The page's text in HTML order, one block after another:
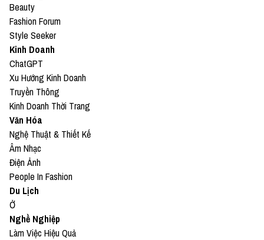
Beauty
Fashion Forum
Style Seeker
Kinh Doanh
ChatGPT
Xu Hướng Kinh Doanh
Truyền Thông
Kinh Doanh Thời Trang
Văn Hóa
Nghệ Thuật & Thiết Kế
Âm Nhạc
Điện Ảnh
People In Fashion
Du Lịch
Ở
Nghề Nghiệp
Làm Việc Hiệu Quả